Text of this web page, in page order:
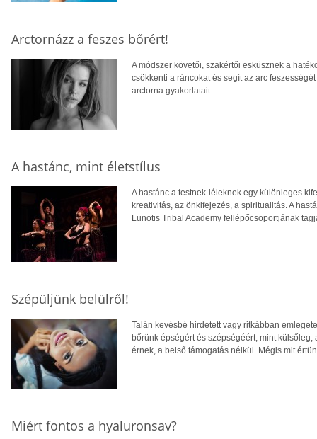
Arctornázz a feszes bőrért!
A módszer követői, szakértői esküsznek a
csökkenti a ráncokat és segít az arc
arctorna gyakorlatait.
A hastánc, mint életstílus
A hastánc a testnek-léleknek egy különleges
kreativitás, az önkifejezés, a spiritualitás. A
Lunotis Tribal Academy fellépőcsoportjának
Szépüljünk belülről!
Talán kevésbé hirdetett vagy ritkábban
bőrünk épségért és szépségéért, mint
érnek, a belső támogatás nélkül. Mégis mit
Miért fontos a hyaluronsav?